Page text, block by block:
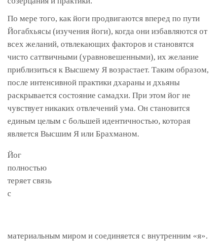
По мере того, как йоги продвигаются вперед по пути
Йогабхьясы (изучения йоги), когда они избавляются от
всех желаний, отвлекающих факторов и становятся
чисто саттвичными (уравновешенными), их желание
приблизиться к Высшему Я возрастает. Таким образом,
после интенсивной практики дхараны и дхьяны
раскрывается состояние самадхи. При этом йог не
чувствует никаких отвлечений ума. Он становится
единым целым с большей идентичностью, которая
является Высшим Я или Брахманом.
Йог
полностью
теряет связь
с
материальным миром и соединяется с внутренним «я».